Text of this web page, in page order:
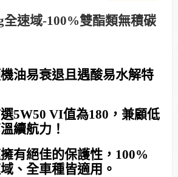
速域-100%雙酯類無積碳
油易衰退且遇酸易水解特
5W50 VI值為180，兼顧低
續航力！
有絕佳的保護性，100%
、全車種皆適用。